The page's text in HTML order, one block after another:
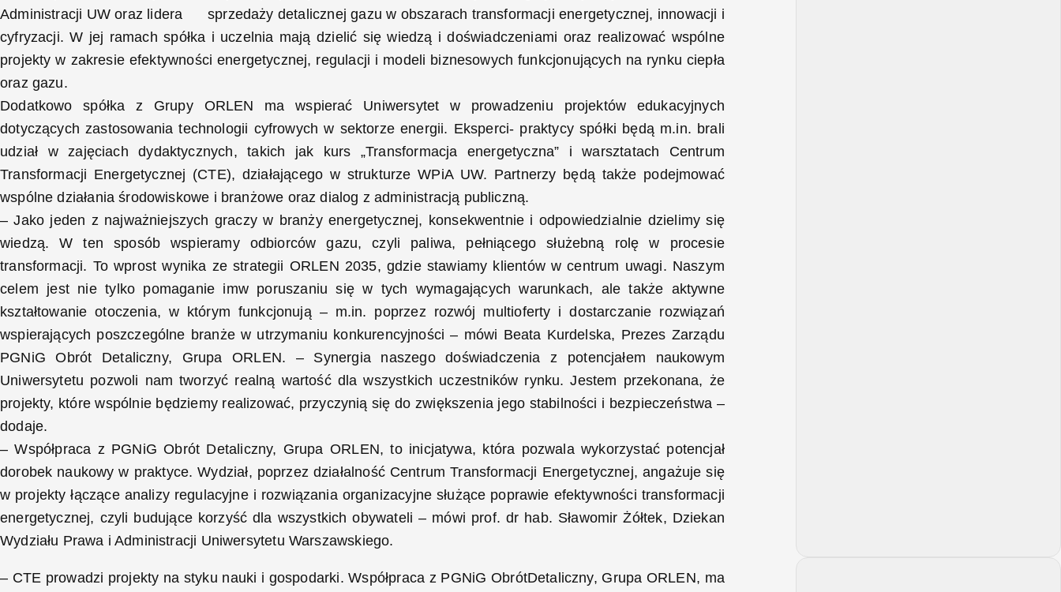
Administracji UW oraz lidera sprzedaży detalicznej gazu w obszarach transformacji energetycznej, innowacji i
cyfryzacji. W jej ramach spółka i uczelnia mają dzielić się wiedzą i doświadczeniami oraz realizować wspólne
projekty w zakresie efektywności energetycznej, regulacji i modeli biznesowych funkcjonujących na rynku ciepła
oraz gazu.
Dodatkowo spółka z Grupy ORLEN ma wspierać Uniwersytet w prowadzeniu projektów edukacyjnych
dotyczących zastosowania technologii cyfrowych w sektorze energii. Eksperci- praktycy spółki będą m.in. brali
udział w zajęciach dydaktycznych, takich jak kurs „Transformacja energetyczna” i warsztatach Centrum
Transformacji Energetycznej (CTE), działającego w strukturze WPiA UW. Partnerzy będą także podejmować
wspólne działania środowiskowe i branżowe oraz dialog z administracją publiczną.
– Jako jeden z najważniejszych graczy w branży energetycznej, konsekwentnie i odpowiedzialnie dzielimy się
wiedzą. W ten sposób wspieramy odbiorców gazu, czyli paliwa, pełniącego służebną rolę w procesie
transformacji. To wprost wynika ze strategii ORLEN 2035, gdzie stawiamy klientów w centrum uwagi. Naszym
celem jest nie tylko pomaganie imw poruszaniu się w tych wymagających warunkach, ale także aktywne
kształtowanie otoczenia, w którym funkcjonują – m.in. poprzez rozwój multioferty i dostarczanie rozwiązań
wspierających poszczególne branże w utrzymaniu konkurencyjności – mówi Beata Kurdelska, Prezes Zarządu
PGNiG Obrót Detaliczny, Grupa ORLEN. – Synergia naszego doświadczenia z potencjałem naukowym
Uniwersytetu pozwoli nam tworzyć realną wartość dla wszystkich uczestników rynku. Jestem przekonana, że
projekty, które wspólnie będziemy realizować, przyczynią się do zwiększenia jego stabilności i bezpieczeństwa –
dodaje.
– Współpraca z PGNiG Obrót Detaliczny, Grupa ORLEN, to inicjatywa, która pozwala wykorzystać potencjał
dorobek naukowy w praktyce. Wydział, poprzez działalność Centrum Transformacji Energetycznej, angażuje się
w projekty łączące analizy regulacyjne i rozwiązania organizacyjne służące poprawie efektywności transformacji
energetycznej, czyli budujące korzyść dla wszystkich obywateli – mówi prof. dr hab. Sławomir Żółtek, Dziekan
Wydziału Prawa i Administracji Uniwersytetu Warszawskiego.
– CTE prowadzi projekty na styku nauki i gospodarki. Współpraca z PGNiG ObrótDetaliczny, Grupa ORLEN, ma